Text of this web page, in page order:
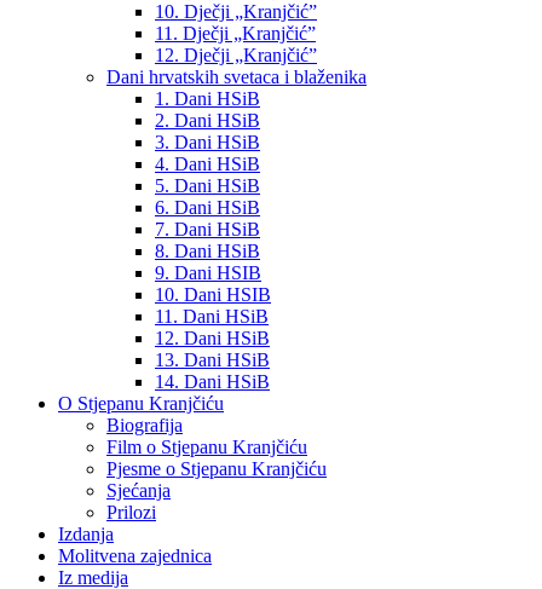
10. Dječji „Kranjčić”
11. Dječji „Kranjčić”
12. Dječji „Kranjčić”
Dani hrvatskih svetaca i blaženika
1. Dani HSiB
2. Dani HSiB
3. Dani HSiB
4. Dani HSiB
5. Dani HSiB
6. Dani HSiB
7. Dani HSiB
8. Dani HSiB
9. Dani HSIB
10. Dani HSIB
11. Dani HSiB
12. Dani HSiB
13. Dani HSiB
14. Dani HSiB
O Stjepanu Kranjčiću
Biografija
Film o Stjepanu Kranjčiću
Pjesme o Stjepanu Kranjčiću
Sjećanja
Prilozi
Izdanja
Molitvena zajednica
Iz medija